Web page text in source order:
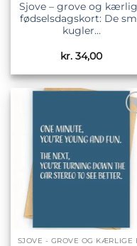
Sjove – grove og
fødselsdagskort: De
kugler…
kr. 34,00
Tilføj til